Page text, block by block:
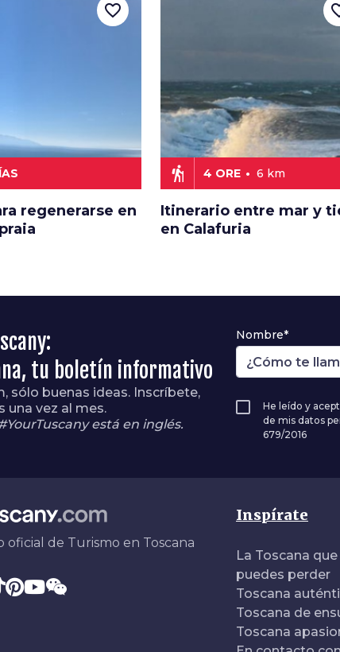
regenerarse en
favorite_border
hiking 4 ORE 6 km
Itinerario entre mar y
en Calafuria
tu boletín informativo
sólo buenas ideas. Inscríbete,
una vez al mes.
está en inglés.
Nombre*
He leído y
de mis datos
679/2016
oficial de Turismo en Toscana
Inspírate
La Toscana
puedes perder
Toscana
Toscana de
Toscana